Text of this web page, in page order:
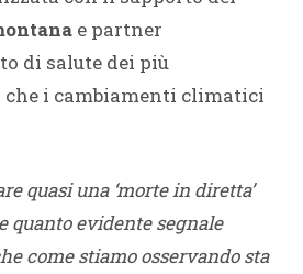
e partner
di salute dei più
i cambiamenti climatici
quasi una ‘morte in diretta’
quanto evidente segnale
come stiamo osservando sta